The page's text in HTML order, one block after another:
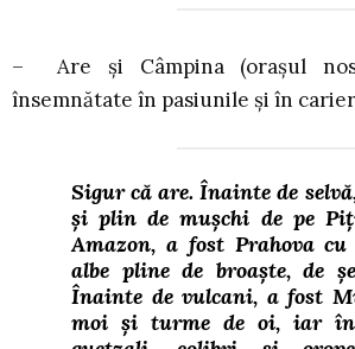
– Are și Câmpina (orașul
însemnătate în pasiunile și în
Sigur că are. Înainte de
și plin de mușchi de pe
Amazon, a fost Prahova
albe pline de broaște, de
Înainte de vulcani, a fost
moi și turme de oi, iar